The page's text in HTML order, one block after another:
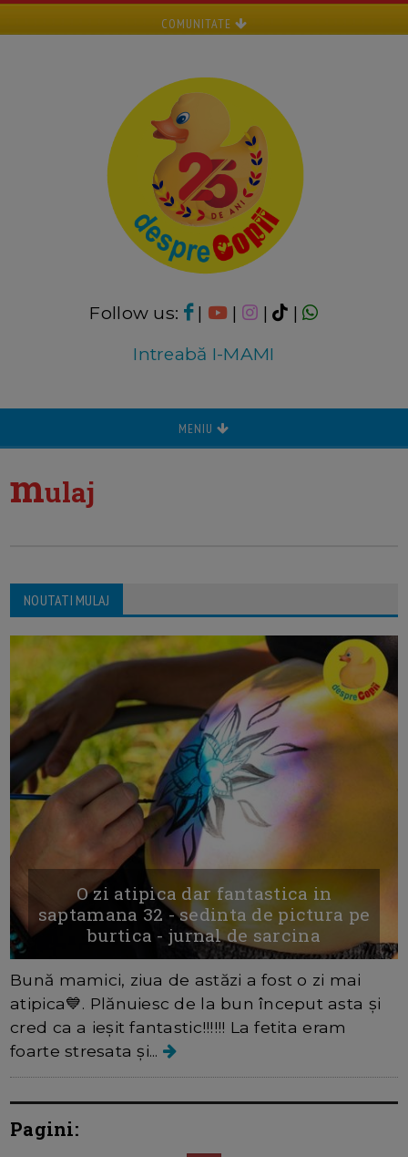
COMUNITATE
Follow us: | | |
|
Intreabă I-MAMI
MENIU
mulaj
NOUTATI MULAJ
O zi atipica dar fantastica in
saptamana 32 - sedinta de pictura pe
burtica - jurnal de sarcina
Bună mamici, ziua de astăzi a fost o zi mai
atipica💙. Plănuiesc de la bun început asta și
cred ca a ieșit fantastic!!!!!! La fetita eram
foarte stresata și...
Pagini: